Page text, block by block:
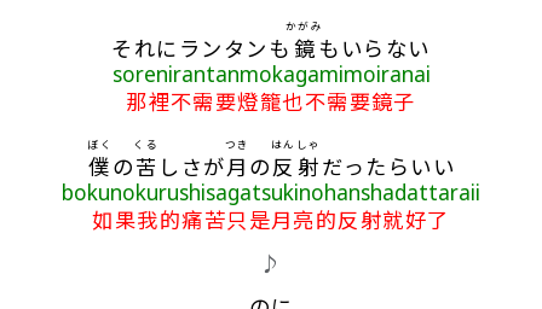
それにランタンも 鏡
かがみ
もいらない
sorenirantanmokagamimoiranai
那裡不需要燈籠也不需要鏡子
僕
ぼく
の苦
くる
しさが月
つき
の反射
はんしゃ
だったらいい
bokunokurushisagatsukinohanshadattaraii
如果我的痛苦只是月亮的反射就好了
♪